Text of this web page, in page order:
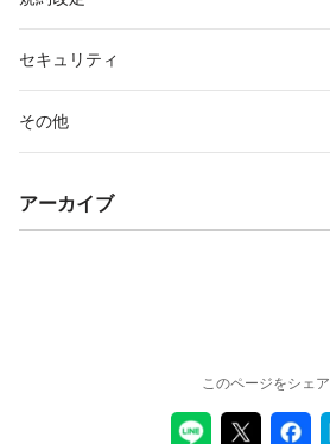
セキュリティ
その他
アーカイブ
このページをシェア